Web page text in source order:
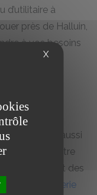
d’utilitaire à
près de Halluin,
à vos besoins
s’adaptent
et
qui
assure aussi
maintenir votre
également des
carrosserie
X